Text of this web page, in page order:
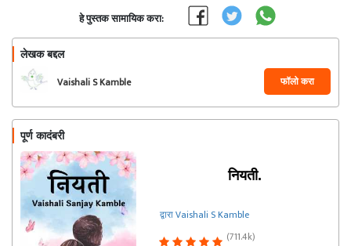
हे पुस्तक सामायिक करा:
लेखक बद्दल
Vaishali S Kamble फॉलो करा
पूर्ण कादंबरी
नियती.
द्वारा Vaishali S Kamble
(711.4k)